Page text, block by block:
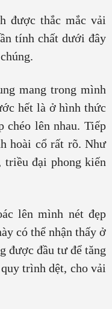
được thắc mắc vải
tính chất dưới đây
mang trong mình
hết là ở hình thức
chéo lên nhau. Tiếp
hoài cổ rất rõ. Như
triều đại phong kiến
lên mình nét đẹp
có thể nhận thấy ở
được đầu tư để tăng
trình dệt, cho vải